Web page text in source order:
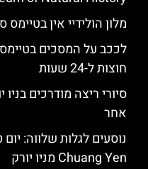
מלון הולידיי אין בטיימס
לככב על המסכים
חוצות ל-24 שעות
סיורי ריצה מודרכים
אחר
נוסעים לגלות שלווה:
Chuang Yen מניו יורק